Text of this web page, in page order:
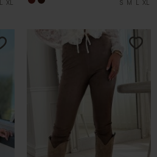
L XL
L XL S M L XL
S M L XL